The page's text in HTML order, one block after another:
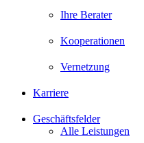
Ihre Berater
Kooperationen
Vernetzung
Karriere
Geschäftsfelder
Alle Leistungen